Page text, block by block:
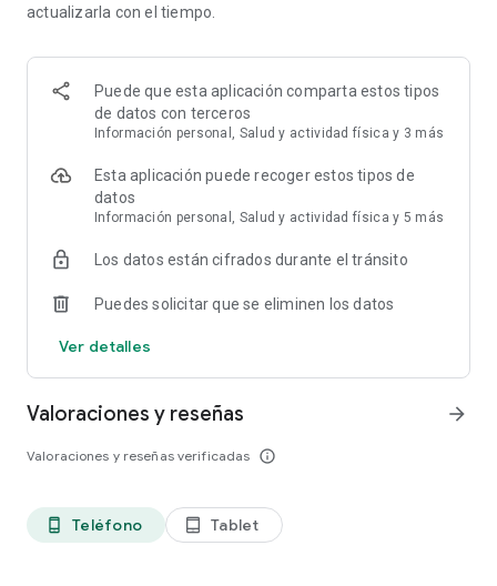
Diseñado para conectarte directamente con tu farmacia local
actualizarla con el tiempo.
Puede que esta aplicación comparta estos tipos
de datos con terceros
Información personal, Salud y actividad física y 3 más
Esta aplicación puede recoger estos tipos de
datos
Información personal, Salud y actividad física y 5 más
Los datos están cifrados durante el tránsito
Puedes solicitar que se eliminen los datos
Ver detalles
Valoraciones y reseñas
Valoraciones y reseñas verificadas info_outline
arrow_forward
phone_android Teléfono tablet_android Tablet